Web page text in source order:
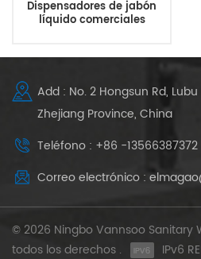
Dispensadores de jabón
líquido comerciales
Add : No. 2 Hongsun Rd,
Zhejiang Province, China
Teléfono : +86 -13566387372
Correo electrónico :
© 2026 Ningbo Vannsoo Sanitary
todos los derechos .
IPv6